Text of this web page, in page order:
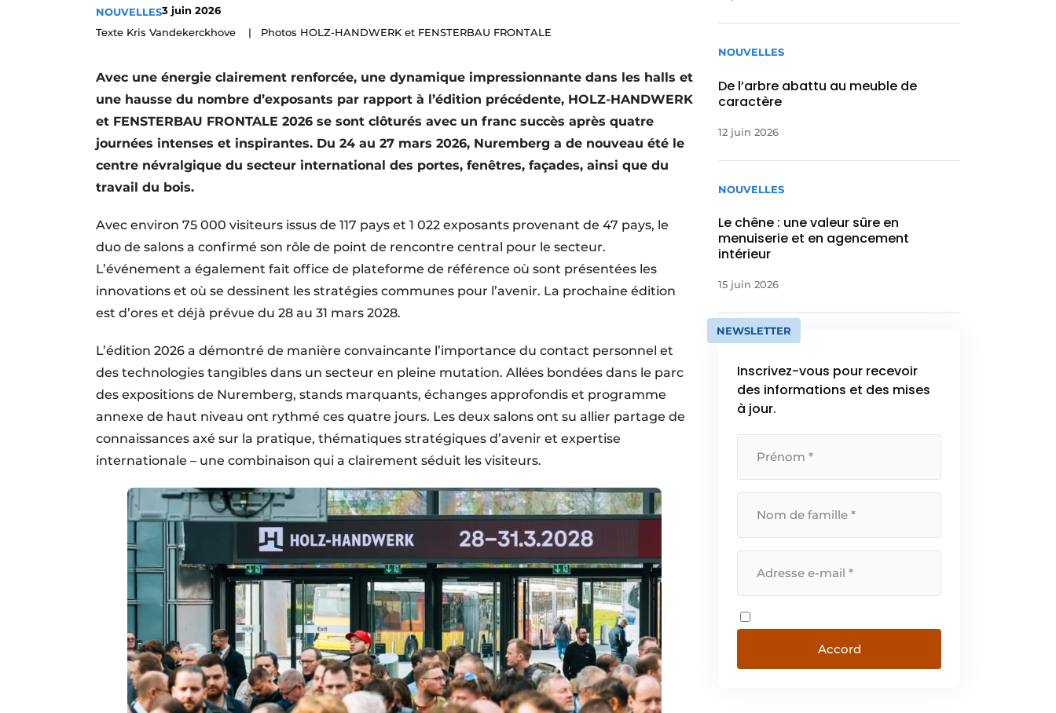
Podcasts
S’inscrire à l’événement
S’inscrire
S’inscrire
Termes et conditions
NOUVELLES3 juin 2026
Texte Kris Vandekerckhove | Photos HOLZ-HANDWERK et FENSTERBAU FRONTALE
Avec une énergie clairement renforcée, une dynamique impressionnante dans les halls et
une hausse du nombre d’exposants par rapport à l’édition précédente, HOLZ-HANDWERK
et FENSTERBAU FRONTALE 2026 se sont clôturés avec un franc succès après quatre
journées intenses et inspirantes. Du 24 au 27 mars 2026, Nuremberg a de nouveau été le
centre névralgique du secteur international des portes, fenêtres, façades, ainsi que du
travail du bois.
Avec environ 75 000 visiteurs issus de 117 pays et 1 022 exposants provenant de 47 pays, le
duo de salons a confirmé son rôle de point de rencontre central pour le secteur.
L’événement a également fait office de plateforme de référence où sont présentées les
innovations et où se dessinent les stratégies communes pour l’avenir. La prochaine édition
est d’ores et déjà prévue du 28 au 31 mars 2028.
L’édition 2026 a démontré de manière convaincante l’importance du contact personnel et
des technologies tangibles dans un secteur en pleine mutation. Allées bondées dans le parc
des expositions de Nuremberg, stands marquants, échanges approfondis et programme
annexe de haut niveau ont rythmé ces quatre jours. Les deux salons ont su allier partage de
connaissances axé sur la pratique, thématiques stratégiques d’avenir et expertise
internationale – une combinaison qui a clairement séduit les visiteurs.
NOUVELLES
De l’arbre abattu au meuble de
caractère
12 juin 2026
NOUVELLES
Le chêne : une valeur sûre en
menuiserie et en agencement
intérieur
15 juin 2026
NEWSLETTER
Inscrivez-vous pour recevoir
des informations et des mises
à jour.
Accord